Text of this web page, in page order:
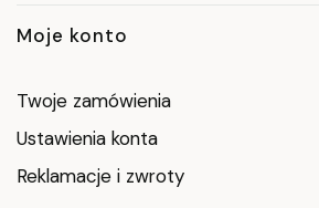
Moje konto
Twoje zamówienia
Ustawienia konta
Reklamacje i zwroty